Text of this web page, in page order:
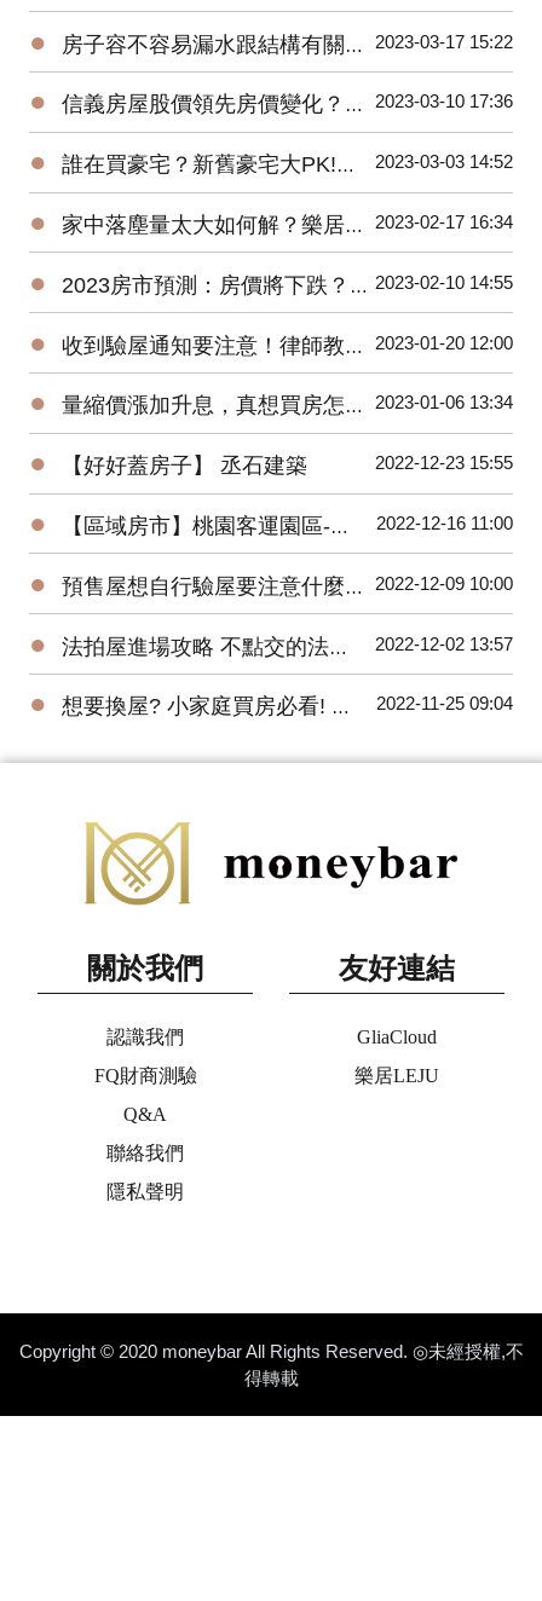
● 房子容不容易漏水跟結構有關係？戴雲發教你怎麼看！ 2023-03-17 15:22
● 信義房屋股價領先房價變化？準確率超高！ 2023-03-10 17:36
● 誰在買豪宅？新舊豪宅大PK!遠雄豪宅銷售團隊親身分享-遠雄Park One 2023-03-03 14:52
● 家中落塵量太大如何解？樂居創辦人Pearl換紗窗體驗大公開！ 2023-02-17 16:34
● 2023房市預測：房價將下跌？萬事俱備，尚欠東風！ 2023-02-10 14:55
● 收到驗屋通知要注意！律師教你判斷合不合理 2023-01-20 12:00
● 量縮價漲加升息，真想買房怎麼辦？買預售屋還是中古屋？ 2023-01-06 13:34
● 【好好蓋房子】 丞石建築 2022-12-23 15:55
● 【區域房市】桃園客運園區-被遺忘的重劃區翻紅！２字頭交易量爆衝有潛力嗎? 2022-12-16 11:00
● 預售屋想自行驗屋要注意什麼？問題最常出在這！ 2022-12-09 10:00
● 法拍屋進場攻略 不點交的法拍屋也能買 2022-12-02 13:57
● 想要換屋? 小家庭買房必看! 預售屋三房全解析 2022-11-25 09:04
關於我們
認識我們
FQ財商測驗
Q&A
聯絡我們
隱私聲明
友好連結
GliaCloud
樂居LEJU
Copyright © 2020 moneybar All Rights Reserved. ◎未經授權,不
得轉載